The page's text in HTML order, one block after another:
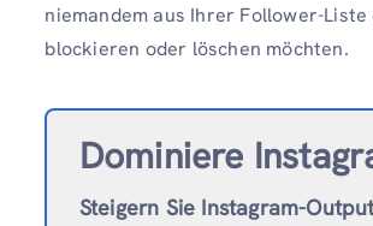
niemandem aus Ihrer Follower-Liste
blockieren oder löschen möchten.
Dominiere
Steigern Sie Instagram-